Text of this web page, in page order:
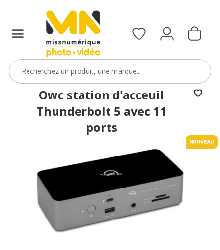
Owc station d'acceuil
Thunderbolt 5 avec 11
ports